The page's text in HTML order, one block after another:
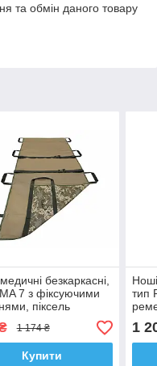
та обмін даного товару
безкаркасні,
7 з фіксуючими
піксель
1 174 ₴
Купити
тип
1